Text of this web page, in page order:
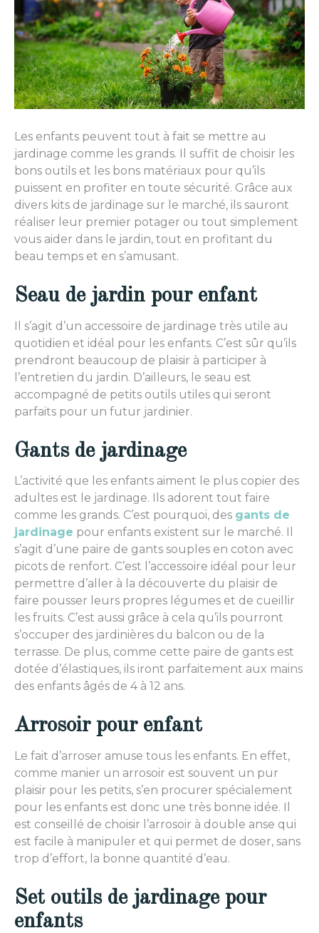
Les enfants peuvent tout à fait se mettre au
jardinage comme les grands. Il suffit de choisir les
bons outils et les bons matériaux pour qu’ils
puissent en profiter en toute sécurité. Grâce aux
divers kits de jardinage sur le marché, ils sauront
réaliser leur premier potager ou tout simplement
vous aider dans le jardin, tout en profitant du
beau temps et en s’amusant.
Seau de jardin pour enfant
Il s’agit d’un accessoire de jardinage très utile au
quotidien et idéal pour les enfants. C’est sûr qu’ils
prendront beaucoup de plaisir à participer à
l’entretien du jardin. D’ailleurs, le seau est
accompagné de petits outils utiles qui seront
parfaits pour un futur jardinier.
Gants de jardinage
L’activité que les enfants aiment le plus copier des
adultes est le jardinage. Ils adorent tout faire
comme les grands. C’est pourquoi, des gants de
jardinage pour enfants existent sur le marché. Il
s’agit d’une paire de gants souples en coton avec
picots de renfort. C’est l’accessoire idéal pour leur
permettre d’aller à la découverte du plaisir de
faire pousser leurs propres légumes et de cueillir
les fruits. C’est aussi grâce à cela qu’ils pourront
s’occuper des jardinières du balcon ou de la
terrasse. De plus, comme cette paire de gants est
dotée d’élastiques, ils iront parfaitement aux mains
des enfants âgés de 4 à 12 ans.
Arrosoir pour enfant
Le fait d’arroser amuse tous les enfants. En effet,
comme manier un arrosoir est souvent un pur
plaisir pour les petits, s’en procurer spécialement
pour les enfants est donc une très bonne idée. Il
est conseillé de choisir l’arrosoir à double anse qui
est facile à manipuler et qui permet de doser, sans
trop d’effort, la bonne quantité d’eau.
Set outils de jardinage pour
enfants